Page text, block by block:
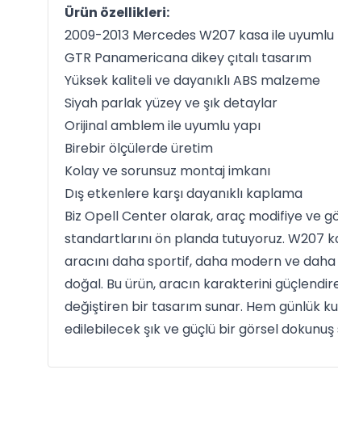
Ürün özellikleri:
2009-2013 Mercedes W207 kasa ile uyumlu
GTR Panamericana dikey çıtalı tasarım
Yüksek kaliteli ve dayanıklı ABS malzeme
Siyah parlak yüzey ve şık detaylar
Orijinal amblem ile uyumlu yapı
Birebir ölçülerde üretim
Kolay ve sorunsuz montaj imkanı
Dış etkenlere karşı dayanıklı kaplama
Biz Opell Center olarak, araç modifiye ve
standartlarını ön planda tutuyoruz. W207
aracını daha sportif, daha modern ve
doğal. Bu ürün, aracın karakterini
değiştiren bir tasarım sunar. Hem günlük
edilebilecek şık ve güçlü bir görsel dokunuş